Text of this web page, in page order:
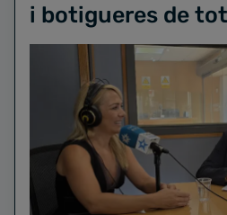
i botigueres de